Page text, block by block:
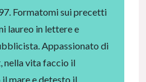
Formatomi sui precetti
laureo in lettere e
Appassionato di
nella vita faccio il
mare e detesto il